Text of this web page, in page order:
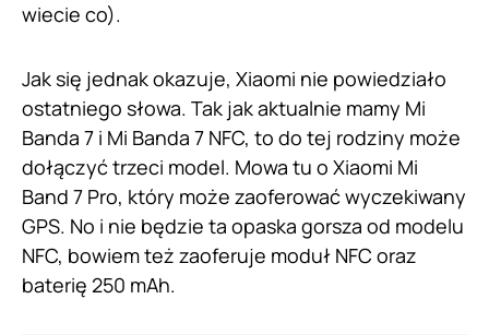
wiecie co).
Jak się jednak okazuje, Xiaomi nie powiedziało
ostatniego słowa. Tak jak aktualnie mamy Mi
Banda 7 i Mi Banda 7 NFC, to do tej rodziny może
dołączyć trzeci model. Mowa tu o Xiaomi Mi
Band 7 Pro, który może zaoferować wyczekiwany
GPS. No i nie będzie ta opaska gorsza od modelu
NFC, bowiem też zaoferuje moduł NFC oraz
baterię 250 mAh.